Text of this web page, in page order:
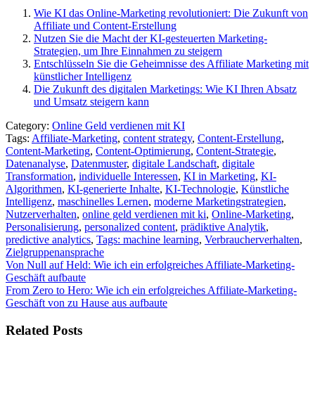
Wie KI das Online-Marketing revolutioniert: Die Zukunft von
Affiliate und Content-Erstellung
Nutzen Sie die Macht der KI-gesteuerten Marketing-
Strategien, um Ihre Einnahmen zu steigern
Entschlüsseln Sie die Geheimnisse des Affiliate Marketing mit
künstlicher Intelligenz
Die Zukunft des digitalen Marketings: Wie KI Ihren Absatz
und Umsatz steigern kann
Category: Online Geld verdienen mit KI
Tags: Affiliate-Marketing, content strategy, Content-Erstellung,
Content-Marketing, Content-Optimierung, Content-Strategie,
Datenanalyse, Datenmuster, digitale Landschaft, digitale
Transformation, individuelle Interessen, KI in Marketing, KI-
Algorithmen, KI-generierte Inhalte, KI-Technologie, Künstliche
Intelligenz, maschinelles Lernen, moderne Marketingstrategien,
Nutzerverhalten, online geld verdienen mit ki, Online-Marketing,
Personalisierung, personalized content, prädiktive Analytik,
predictive analytics, Tags: machine learning, Verbraucherverhalten,
Zielgruppenansprache
Beitragsnavigation
Von Null auf Held: Wie ich ein erfolgreiches Affiliate-Marketing-
Geschäft aufbaute
From Zero to Hero: Wie ich ein erfolgreiches Affiliate-Marketing-
Geschäft von zu Hause aus aufbaute
Related Posts